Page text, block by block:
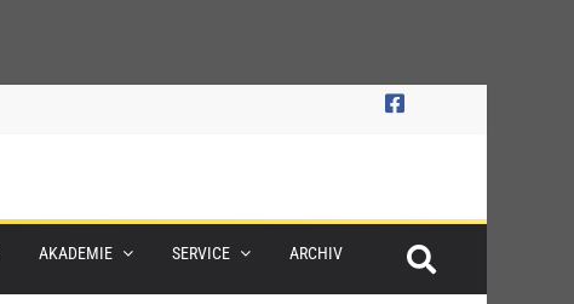
AKADEMIE SERVICE ARCHIV